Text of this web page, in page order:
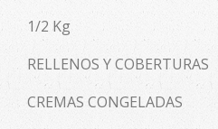
1/2 Kg
RELLENOS Y COBERTURAS
CREMAS CONGELADAS